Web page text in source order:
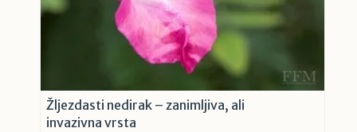
Žljezdasti nedirak – zanimljiva, ali
invazivna vrsta